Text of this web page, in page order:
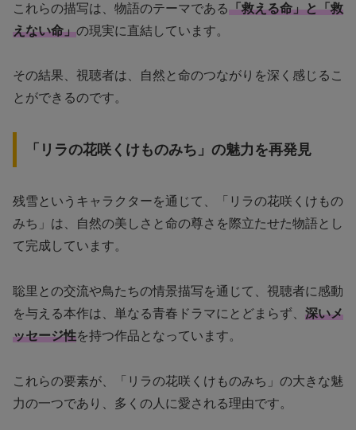
これらの描写は、物語のテーマである「救える命」と「救
えない命」の現実に直結しています。
その結果、視聴者は、自然と命のつながりを深く感じるこ
とができるのです。
「リラの花咲くけものみち」の魅力を再発見
残雪というキャラクターを通じて、「リラの花咲くけもの
みち」は、自然の美しさと命の尊さを際立たせた物語とし
て完成しています。
聡里との交流や鳥たちの情景描写を通じて、視聴者に感動
を与える本作は、単なる青春ドラマにとどまらず、 深いメ
ッセージ性を持つ作品となっています。
これらの要素が、「リラの花咲くけものみち」の大きな魅
力の一つであり、多くの人に愛される理由です。